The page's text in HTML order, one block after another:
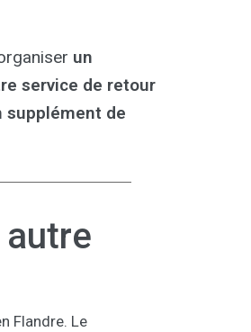
un
service de retour
supplément de
Flandre. Le